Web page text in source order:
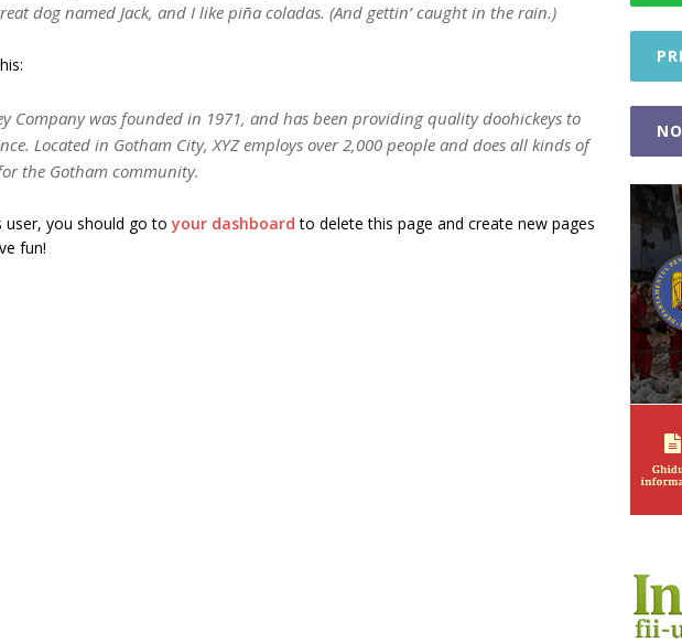
dog named Jack, and I like piña coladas. (And gettin’ caught in the rain.)
Company was founded in 1971, and has been providing quality doohickeys to
Located in Gotham City, XYZ employs over 2,000 people and does all kinds of
the Gotham community.
user, you should go to your dashboard to delete this page and create new pages
fun!